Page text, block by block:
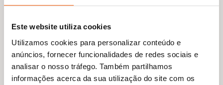
Este website utiliza cookies
Utilizamos cookies para personalizar conteúdo e
anúncios, fornecer funcionalidades de redes sociais e
analisar o nosso tráfego. Também partilhamos
informações acerca da sua utilização do site com os